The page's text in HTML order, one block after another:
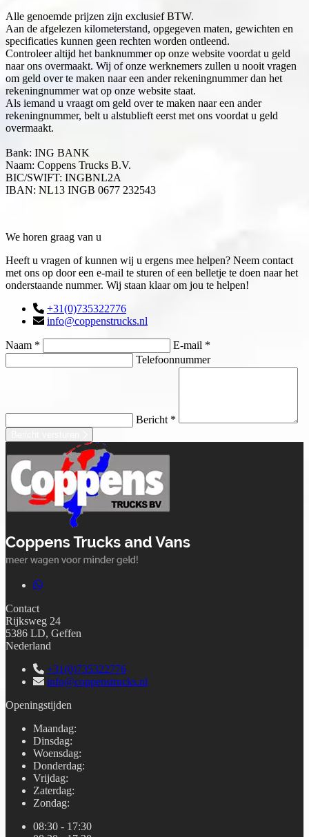
Alle genoemde prijzen zijn exclusief BTW.
Aan de afgelezen kilometerstand, opgegeven maten, gewichten en
specificaties kunnen geen rechten worden ontleend.
Controleer altijd het banknummer op onze website voordat u geld
naar ons overmaakt. Wij of onze werknemers zullen u nooit vragen
om geld over te maken naar een ander rekeningnummer dan het
rekeningnummer wat op onze website staat.
Als iemand u vraagt om geld over te maken naar een ander
rekeningnummer, belt u alstublieft eerst met ons voordat u geld
overmaakt.
Bank: ING BANK
Naam: Coppens Trucks B.V.
BIC/SWIFT: INGBNL2A
IBAN: NL13 INGB 0677 232543
We horen graag van u
Heeft u vragen of kunnen wij u ergens mee helpen? Neem contact
met ons op door een e-mail te sturen of een belletje te doen naar het
onderstaande nummer. Wij staan klaar om jou te helpen!
+31(0)735322776
info@coppenstrucks.nl
Naam *
E-mail *
Telefoonnummer
Bericht *
Contact
Rijksweg 24
5386 LD, Geffen
Nederland
+31(0)735322776
info@coppenstrucks.nl
Openingstijden
Maandag:
Dinsdag:
Woensdag:
Donderdag:
Vrijdag:
Zaterdag:
Zondag:
08:30 - 17:30